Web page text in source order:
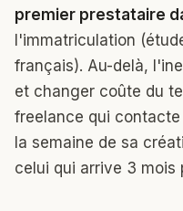
premier prestataire
l'immatriculation
français). Au-delà,
et changer coûte du
freelance qui
la semaine de sa
celui qui arrive 3 mois